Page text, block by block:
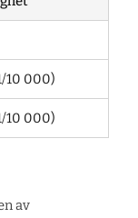
10 000)
10 000)
av